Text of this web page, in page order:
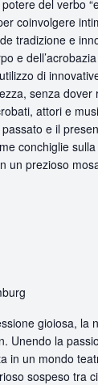
del verbo
coinvolgere
tradizione e
e
di
senza
attori e
e il
conchiglie
un prezioso
gioiosa, la
la
in un mondo
sospeso tra